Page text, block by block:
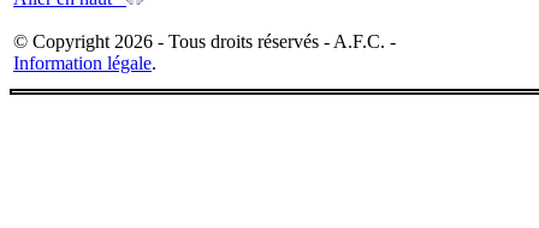
© Copyright 2026 - Tous droits réservés - A.F.C. -
Information légale.